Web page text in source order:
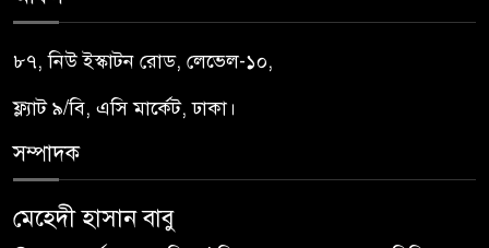
৮৭, নিউ ইস্কাটন রোড, লেভেল-১০,
ফ্ল্যাট ৯/বি, এসি মার্কেট, ঢাকা।
সম্পাদক
মেহেদী হাসান বাবু